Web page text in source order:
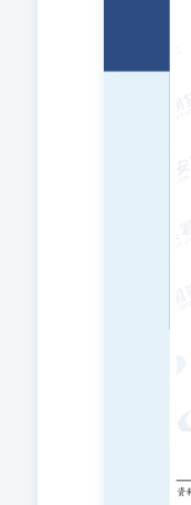
存在减量
司”）具有
参考，无
便，敬请
介，亦不
自身的风
协会授予
解及分析
已公开的
发布本报
同假设和
别通知。
资者应当
本报告中
议。在任
本报告中
决策与本
素，亦不
报告版权
用、刊发
悖原意的
为此发送